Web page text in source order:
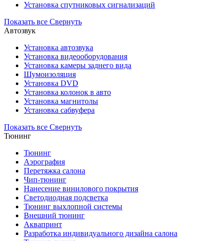
Установка спутниковых сигнализаций
Показать все Свернуть
Автозвук
Установка автозвука
Установка видеооборудования
Установка камеры заднего вида
Шумоизоляция
Установка DVD
Установка колонок в авто
Установка магнитолы
Установка сабвуфера
Показать все Свернуть
Тюнинг
Тюнинг
Аэрография
Перетяжка салона
Чип-тюнинг
Нанесение винилового покрытия
Светодиодная подсветка
Тюнинг выхлопной системы
Внешний тюнинг
Аквапринт
Разработка индивидуального дизайна салона